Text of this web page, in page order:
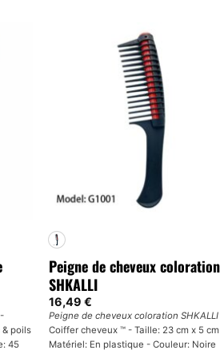
poils
45
Peigne de cheveux coloration
SHKALLI
16,49 €
Peigne de cheveux coloration SHKALLI
Coiffer cheveux ™ - Taille: 23 cm x 5
Matériel: En plastique - Couleur: Noire